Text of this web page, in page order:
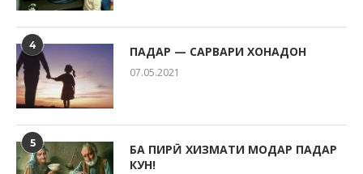
4 ПАДАР — САРВАРИ ХОНАДОН
07.05.2021
5
БА ПИРӢ ХИЗМАТИ МОДАР ПАДАР
КУН!